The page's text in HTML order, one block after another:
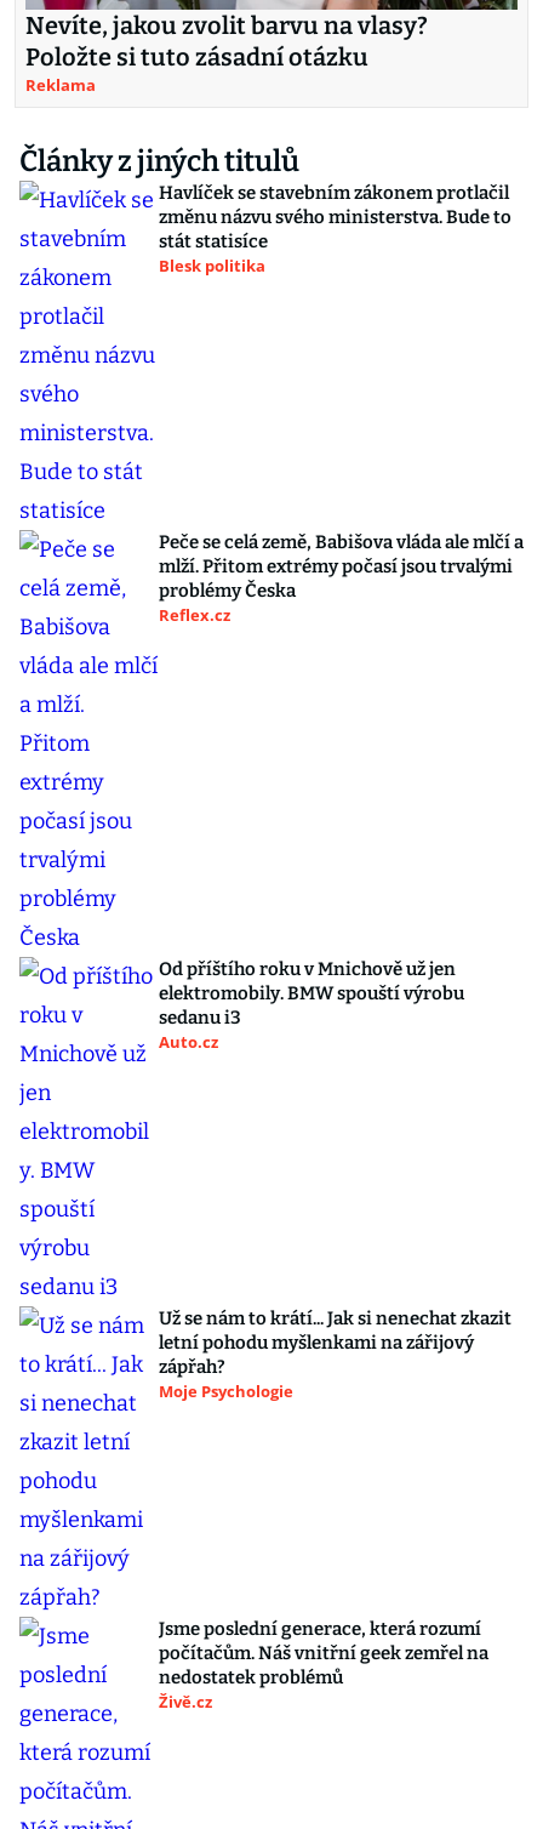
Nevíte, jakou zvolit barvu na vlasy?
Položte si tuto zásadní otázku
Reklama
Články z jiných titulů
Havlíček se stavebním zákonem protlačil
změnu názvu svého ministerstva. Bude to
stát statisíce
Blesk politika
Peče se celá země, Babišova vláda ale mlčí a
mlží. Přitom extrémy počasí jsou trvalými
problémy Česka
Reflex.cz
Od příštího roku v Mnichově už jen
elektromobily. BMW spouští výrobu
sedanu i3
Auto.cz
Už se nám to krátí... Jak si nenechat zkazit
letní pohodu myšlenkami na zářijový
zápřah?
Moje Psychologie
Jsme poslední generace, která rozumí
počítačům. Náš vnitřní geek zemřel na
nedostatek problémů
Živě.cz